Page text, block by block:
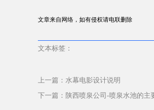
文章来自网络，如有侵权请电联删除
文本标签：
上一篇： 水幕电影设计说明
下一篇： 陕西喷泉公司-喷泉水池的主